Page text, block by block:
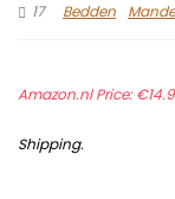
17
Bedden
Amazon.nl Price:€
Shipping.